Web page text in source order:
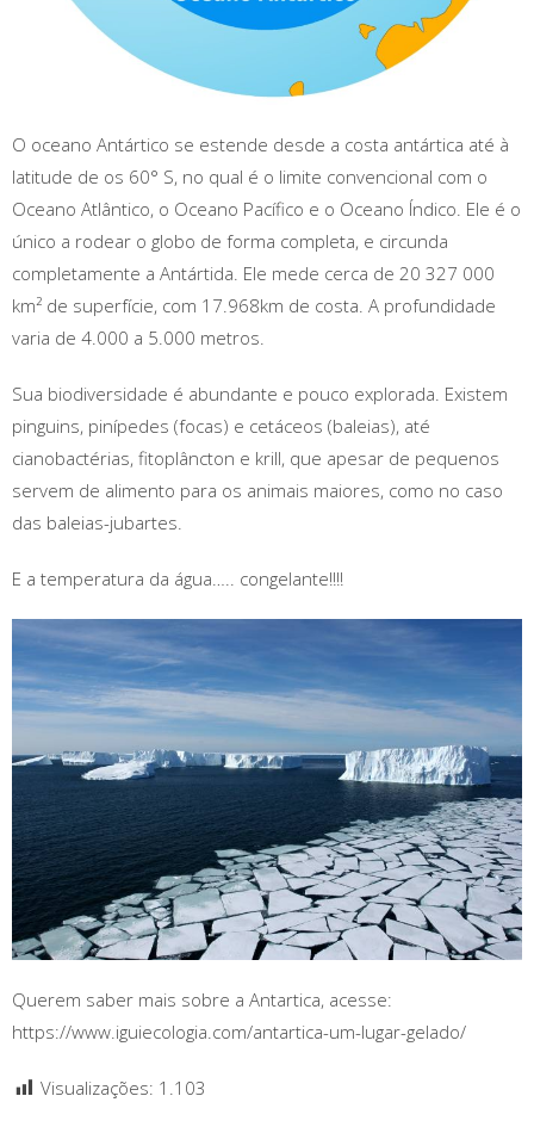
O oceano Antártico se estende desde a costa antártica até à
latitude de os 60° S, no qual é o limite convencional com o
Oceano Atlântico, o Oceano Pacífico e o Oceano Índico. Ele é o
único a rodear o globo de forma completa, e circunda
completamente a Antártida. Ele mede cerca de 20 327 000
km² de superfície, com 17.968km de costa. A profundidade
varia de 4.000 a 5.000 metros.
Sua biodiversidade é abundante e pouco explorada. Existem
pinguins, pinípedes (focas) e cetáceos (baleias), até
cianobactérias, fitoplâncton e krill, que apesar de pequenos
servem de alimento para os animais maiores, como no caso
das baleias-jubartes.
E a temperatura da água….. congelante!!!!
Querem saber mais sobre a Antartica, acesse:
https://www.iguiecologia.com/antartica-um-lugar-gelado/
Visualizações: 1.103